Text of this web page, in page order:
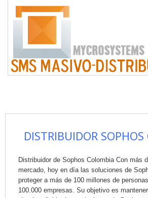
DISTRIBUIDOR
Distribuidor de Sophos Colombia Con más
mercado, hoy en día las soluciones de
proteger a más de 100 millones de
100.000 empresas. Su objetivo es